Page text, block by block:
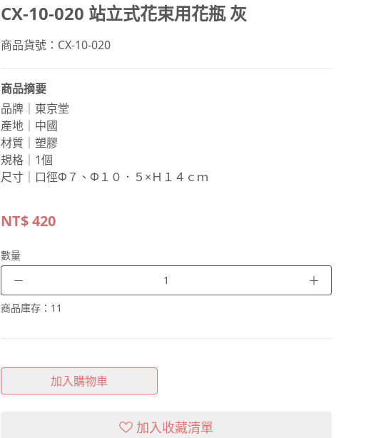
CX-10-020 站立式花束用花瓶 灰
商品貨號：CX-10-020
商品摘要
品牌｜東京堂
產地｜中國
材質｜塑膠
規格｜1個
尺寸｜口徑Φ７、Φ１０．５×Ｈ１４ｃｍ
NT$420
數量
－ ＋
商品庫存： 11
加入購物車
加入收藏清單